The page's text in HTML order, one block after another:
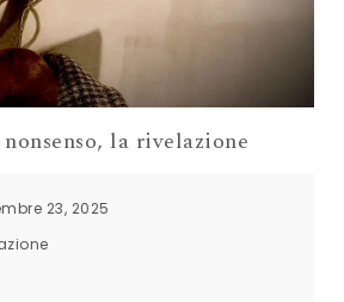
nonsenso, la rivelazione
23, 2025